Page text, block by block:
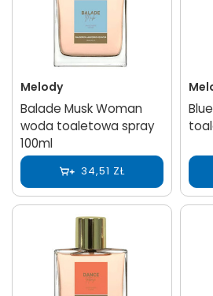
Melody
Balade Musk Woman
woda toaletowa spray
100ml
34,51 ZŁ